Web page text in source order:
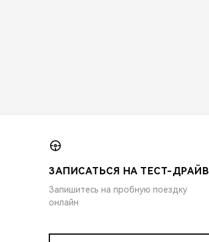
ЗАПИСАТЬСЯ НА ТЕСТ-ДРАЙВ
Запишитесь на пробную поездку
онлайн